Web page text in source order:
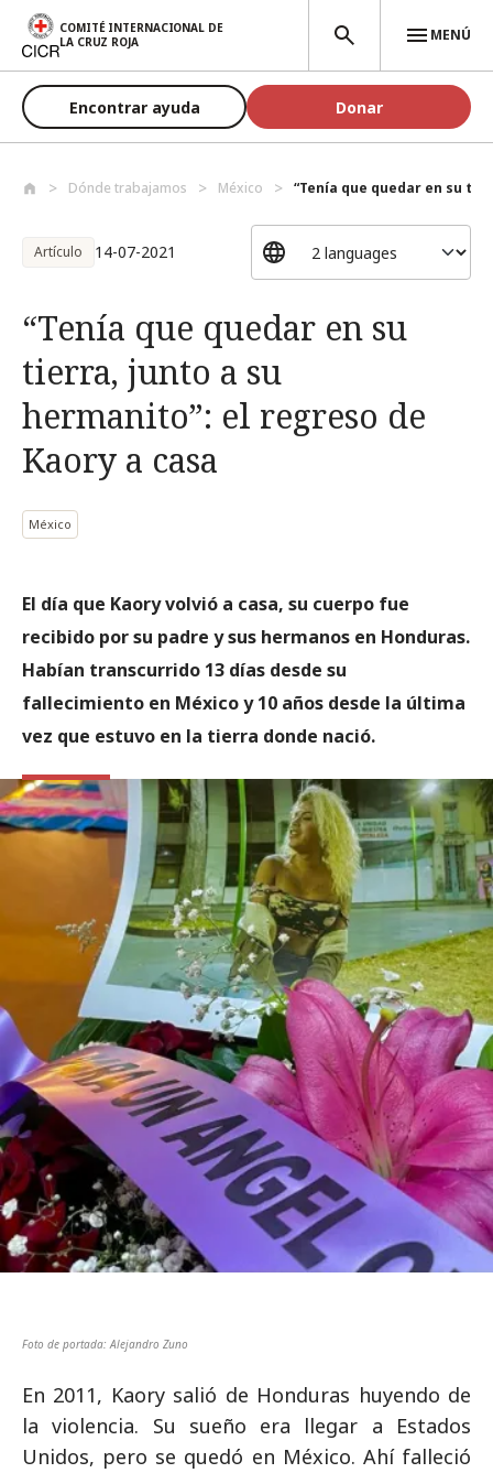
Pasar al contenido principal
COMITÉ INTERNACIONAL DE
LA CRUZ ROJA
MENÚ
Encontrar ayuda Donar
Dónde trabajamos México “Tenía que quedar en su
Artículo 14-07-2021
“Tenía que quedar en su
tierra, junto a su
hermanito”: el regreso de
Kaory a casa
México
El día que Kaory volvió a casa, su cuerpo fue
recibido por su padre y sus hermanos en Honduras.
Habían transcurrido 13 días desde su
fallecimiento en México y 10 años desde la última
vez que estuvo en la tierra donde nació.
Foto de portada: Alejandro Zuno
En 2011, Kaory salió de Honduras huyendo de
la violencia. Su sueño era llegar a Estados
Unidos, pero se quedó en México. Ahí falleció